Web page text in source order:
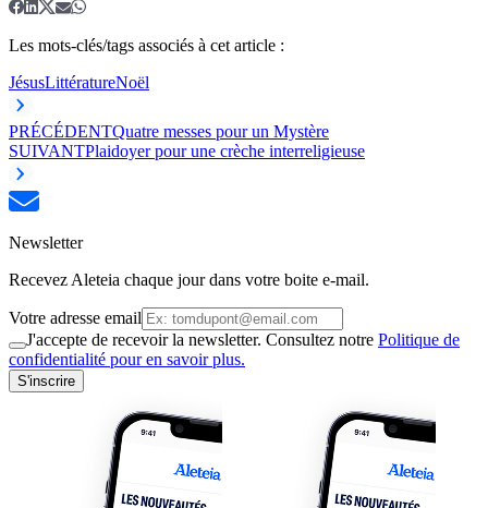
Les mots-clés/tags associés à cet article :
JésusLittératureNoël
PRÉCÉDENTQuatre messes pour un Mystère
SUIVANTPlaidoyer pour une crèche interreligieuse
Newsletter
Recevez Aleteia chaque jour dans votre boite e-mail.
Votre adresse email
J'accepte de recevoir la newsletter. Consultez notre Politique de
confidentialité pour en savoir plus.
S'inscrire